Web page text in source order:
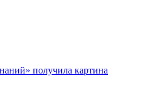
получила картина